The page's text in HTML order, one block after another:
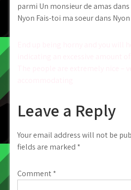
parmi Un monsieur de amas dans
Nyon Fais-toi ma soeur dans Nyon
Leave a Reply
Your email address will not be
fields are marked *
Comment*